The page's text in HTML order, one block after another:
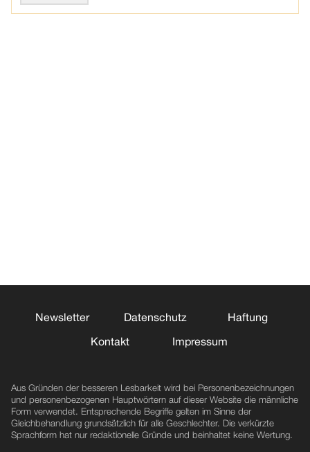
Newsletter Datenschutz Haftung
Kontakt Impressum
Aus Gründen der besseren Lesbarkeit wird bei Personenbezeichnungen
und personenbezogenen Hauptwörtern auf dieser Website die männliche
Form verwendet. Entsprechende Begriffe gelten im Sinne der
Gleichbehandlung grundsätzlich für alle Geschlechter. Die verkürzte
Sprachform hat nur redaktionelle Gründe und beinhaltet keine Wertung.